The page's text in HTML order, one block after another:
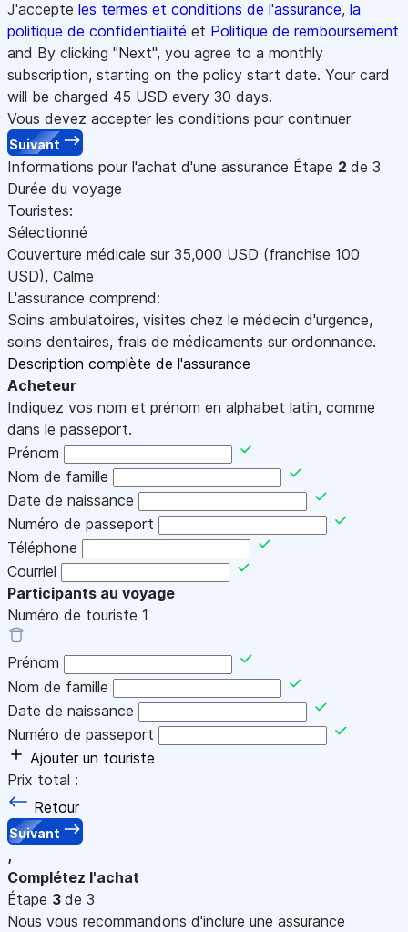
J'accepte les termes et conditions de l'assurance, la
politique de confidentialité et Politique de remboursement
and By clicking "Next", you agree to a monthly
subscription, starting on the policy start date. Your card
will be charged 45 USD every 30 days.
Vous devez accepter les conditions pour continuer
Suivant
Informations pour l'achat d'une assurance Étape 2 de 3
Durée du voyage
Touristes:
Sélectionné
Couverture médicale sur 35,000 USD (franchise 100
USD), Calme
L'assurance comprend:
Soins ambulatoires, visites chez le médecin d'urgence,
soins dentaires, frais de médicaments sur ordonnance.
Description complète de l'assurance
Acheteur
Indiquez vos nom et prénom en alphabet latin, comme
dans le passeport.
Prénom
Nom de famille
Date de naissance
Numéro de passeport
Téléphone
Courriel
Participants au voyage
Numéro de touriste 1
Prénom
Nom de famille
Date de naissance
Numéro de passeport
Ajouter un touriste
Prix total :
Retour
Suivant
,
Complétez l'achat
Étape 3 de 3
Nous vous recommandons d'inclure une assurance